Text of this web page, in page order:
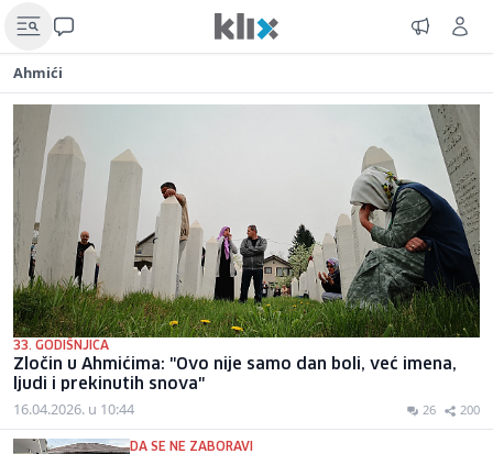
Ahmići
33. GODIŠNJICA
Zločin u Ahmićima: "Ovo nije samo dan boli, već imena,
ljudi i prekinutih snova"
16.04.2026. u 10:44 26 200
DA SE NE ZABORAVI